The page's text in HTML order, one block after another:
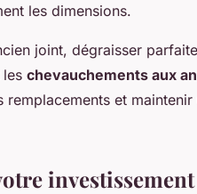
les dimensions.
joint, dégraisser
chevauchements aux
et maintenir
investissement